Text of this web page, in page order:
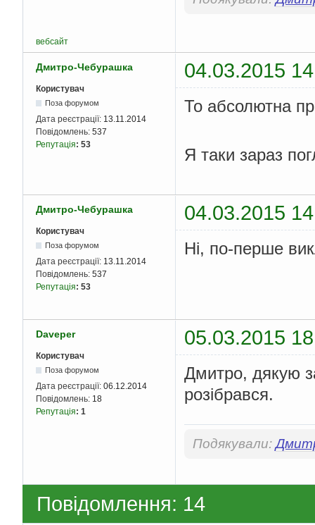
        printf
("%s ",
вебсайт
Дмитро-Чебурашка 04.03.2015
Користувач
Поза форумом
Дата реєстрації: 13.11.2014
Повідомлень: 537
Репутація: 53
То абсолютна
Я таки зараз
Дмитро-Чебурашка 04.03.2015
Користувач
Поза форумом
Дата реєстрації: 13.11.2014
Повідомлень: 537
Репутація: 53
Ні, по-перше
Daveper 05.03.2015
Користувач
Поза форумом
Дата реєстрації: 06.12.2014
Повідомлень: 18
Репутація: 1
Дмитро, дякую
розібрався.
Подякували:
Повідомлення: 14